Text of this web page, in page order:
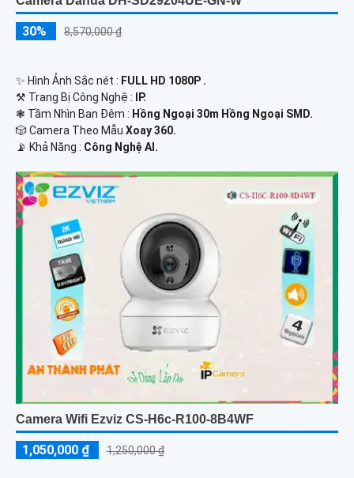
30% 8,570,000 ₫
✨ Hình Ảnh Sắc nét : FULL HD 1080P .
⚒ Trang Bị Công Nghệ :
IP.
❃ Tầm Nhìn Ban Đêm : Hồng Ngoại 30m Hồng Ngoại SMD.
🎲 Camera Theo Mẫu Xoay 360.
️📡 Khả Năng : Công Nghệ AI.
Camera Wifi Ezviz CS-H6c-R100-8B4WF
1,050,000 ₫ 1,250,000 ₫